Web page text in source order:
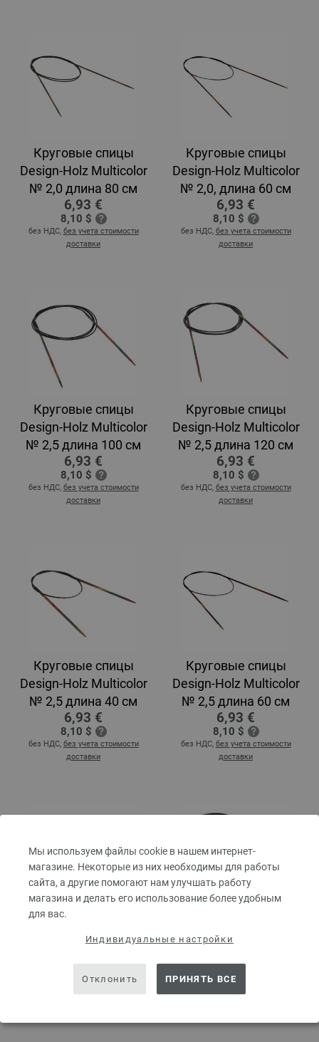
Мы используем файлы cookie в нашем интернет-
магазине. Некоторые из них необходимы для работы
сайта, а другие помогают нам улучшать работу
магазина и делать его использование более удобным
для вас.
Индивидуальные настройки
Отклонить ПРИНЯТЬ ВСЕ
Круговые спицы
Design-Holz Multicolor
№ 2,0 длина 80 см
6,93 €
8,10 $
без НДС, без учета стоимости
доставки
Круговые спицы
Design-Holz Multicolor
№ 2,0, длина 60 см
6,93 €
8,10 $
без НДС, без учета стоимости
доставки
Круговые спицы
Design-Holz Multicolor
№ 2,5 длина 100 см
6,93 €
8,10 $
без НДС, без учета стоимости
доставки
Круговые спицы
Design-Holz Multicolor
№ 2,5 длина 120 см
6,93 €
8,10 $
без НДС, без учета стоимости
доставки
Круговые спицы
Design-Holz Multicolor
№ 2,5 длина 40 см
6,93 €
8,10 $
без НДС, без учета стоимости
доставки
Круговые спицы
Design-Holz Multicolor
№ 2,5 длина 60 см
6,93 €
8,10 $
без НДС, без учета стоимости
доставки
Круговые спицы
Design-Holz Multicolor
7,14 €
Design-Holz Multicolor
7,14 €